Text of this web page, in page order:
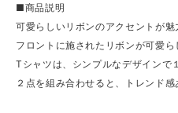
■商品説明
可愛らしいリボンのアクセントが魅
フロントに施されたリボンが可愛ら
Tシャツは、シンプルなデザインで
２点を組み合わせると、トレンド感